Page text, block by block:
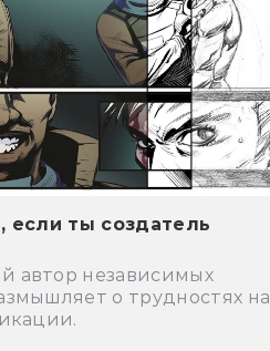
если ты создатель
автор независимых
о трудностях на